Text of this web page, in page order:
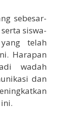
sebesar-
siswa-
telah
Harapan
wadah
dan